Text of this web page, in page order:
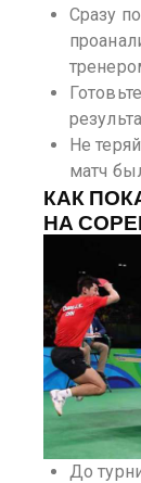
Сразу
Не
матч
КАК
НА
До